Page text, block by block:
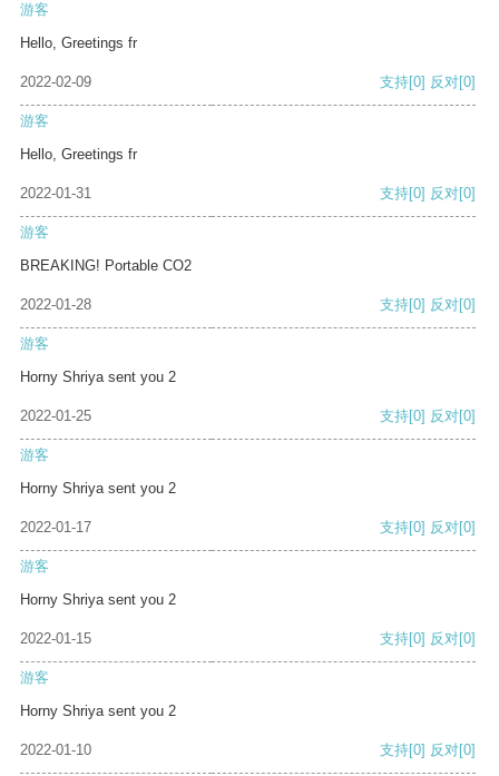
游客
Hello, Greetings fr
2022-02-09 支持[0] 反对[0]
游客
Hello, Greetings fr
2022-01-31 支持[0] 反对[0]
游客
BREAKING! Portable CO2
2022-01-28 支持[0] 反对[0]
游客
Horny Shriya sent you 2
2022-01-25 支持[0] 反对[0]
游客
Horny Shriya sent you 2
2022-01-17 支持[0] 反对[0]
游客
Horny Shriya sent you 2
2022-01-15 支持[0] 反对[0]
游客
Horny Shriya sent you 2
2022-01-10 支持[0] 反对[0]